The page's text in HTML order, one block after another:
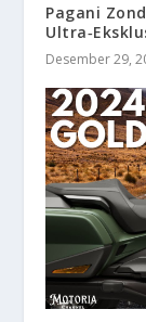
Pagani
Desember 29,